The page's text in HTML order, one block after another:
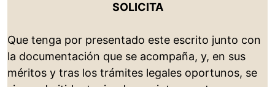
SOLICITA
Que tenga por presentado este escrito junto con
la documentación que se acompaña, y, en sus
méritos y tras los trámites legales oportunos, se